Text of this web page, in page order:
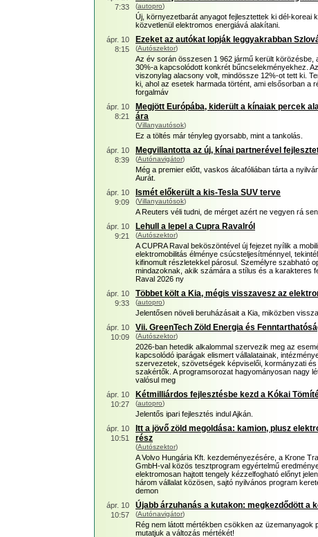
7:33
(autopro)
Új, környezetbarát anyagot fejlesztettek ki dél-koreai
közvetlenül elektromos energiává alakítani.
ápr. 10
8:15
Ezeket az autókat lopják leggyakrabban
(Autószektor)
Az év során összesen 1 962 jármű került körözésbe,
30%-a kapcsolódott konkrét bűncselekményekhez.
viszonylag alacsony volt, mindössze 12%-ot tett ki.
ki, ahol az esetek harmada történt, ami elsősorban a
forgalmáv
ápr. 10
8:21
Megjött Európába, kiderült a kínaiak percek
ára
(Villanyautósok)
Ez a töltés már tényleg gyorsabb, mint a tankolás.
ápr. 10
8:39
Megvillantotta az új, kínai partnerével
(Autónavigátor)
Még a premier előtt, vaskos álcafóliában tárta a
Aurát.
ápr. 10
9:09
Ismét előkerült a kis-Tesla SUV terve
(Villanyautósok)
A Reuters véli tudni, de mérget azért ne vegyen rá
ápr. 10
9:21
Lehull a lepel a Cupra Ravalról
(Autószektor)
A CUPRA Raval beköszöntével új fejezet nyílik a
elektromobilitás élménye csúcsteljesítménnyel,
kifinomult részletekkel párosul. Személyre szabható
mindazoknak, akik számára a stílus és a karakteres
Raval 2026 ny
ápr. 10
9:33
Többet költ a Kia, mégis visszavesz az
(autopro)
Jelentősen növeli beruházásait a Kia, miközben
ápr. 10
10:09
Vii. GreenTech Zöld Energia és
(Autószektor)
2026-ban hetedik alkalommal szervezik meg az
kapcsolódó iparágak elismert vállalatainak,
szervezetek, szövetségek képviselői, kormányzati
szakértők. A programsorozat hagyományosan nagy
valósul meg
ápr. 10
10:27
Kétmilliárdos fejlesztésbe kezd a Kókai
(autopro)
Jelentős ipari fejlesztés indul Ajkán.
ápr. 10
10:51
Itt a jövő zöld megoldása: kamion, plusz
rész
(Autószektor)
A Volvo Hungária Kft. kezdeményezésére, a Krone
GmbH-val közös tesztprogram egyértelmű
elektromosan hajtott tengely kézzelfogható előnyt
három vállalat közösen, sajtó nyilvános program
demon
ápr. 10
10:57
Újabb árzuhanás a kutakon: megkezdődött a
(Autónavigátor)
Rég nem látott mértékben csökken az üzemanyagok
mutatjuk a változás mértékét!